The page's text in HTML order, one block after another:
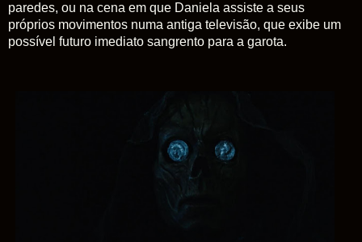
paredes, ou na cena em que Daniela assiste a seus
próprios movimentos numa antiga televisão, que exibe um
possível futuro imediato sangrento para a garota.